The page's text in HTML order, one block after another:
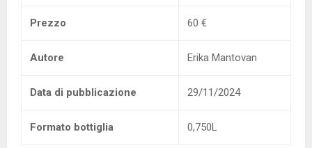
Prezzo 60 €
Autore Erika Mantovan
Data di pubblicazione 29/11/2024
Formato bottiglia 0,750L